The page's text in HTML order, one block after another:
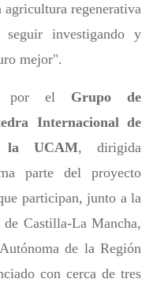
regenerativa
investigando y
mejor".
por el Grupo de
Internacional de
la UCAM, dirigida
parte del proyecto
participan, junto a la
Castilla-La Mancha,
de la Región
con cerca de tres